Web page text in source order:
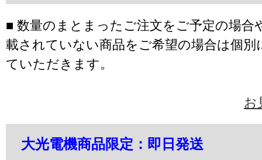
■ 数量のまとまったご注文をご予定の場合
載されていない商品をご希望の場合は個別
ていただきます。
お
大光電機商品限定：即日発送